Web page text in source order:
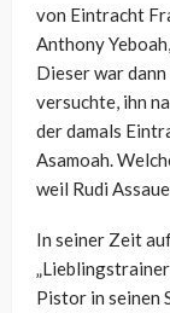
von Eintracht
Anthony
Dieser war
versuchte, ihn
der damals
Asamoah.
weil Rudi
In seiner Zeit
Pistor in seinen